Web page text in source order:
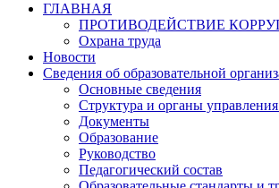
ГЛАВНАЯ
ПРОТИВОДЕЙСТВИЕ
Охрана труда
Новости
Сведения об образовательной
Основные сведения
Структура и органы
Документы
Образование
Руководство
Педагогический состав